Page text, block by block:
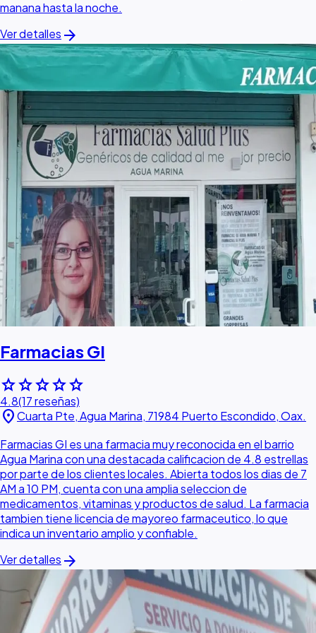
manana hasta la noche.
Ver detalles arrow_forward
Farmacias GI
starstarstarstarstar
4.8(17 reseñas)
location_onCuarta Pte, Agua Marina, 71984 Puerto Escondido, Oax.
Farmacias GI es una farmacia muy reconocida en el barrio
Agua Marina con una destacada calificacion de 4.8 estrellas
por parte de los clientes locales. Abierta todos los dias de 7
AM a 10 PM, cuenta con una amplia seleccion de
medicamentos, vitaminas y productos de salud. La farmacia
tambien tiene licencia de mayoreo farmaceutico, lo que
indica un inventario amplio y confiable.
Ver detalles arrow_forward